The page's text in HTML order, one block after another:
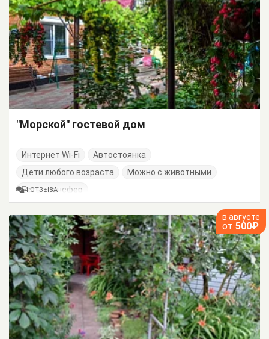
"Морской" гостевой дом
Интернет Wi-Fi
Автостоянка
Дети любого возраста
Можно с животными
Есть трансфер
4 ОТЗЫВА
в августе
от 500₽